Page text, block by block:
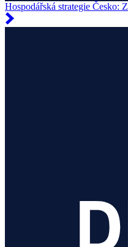
Hospodářská strategie Česko: